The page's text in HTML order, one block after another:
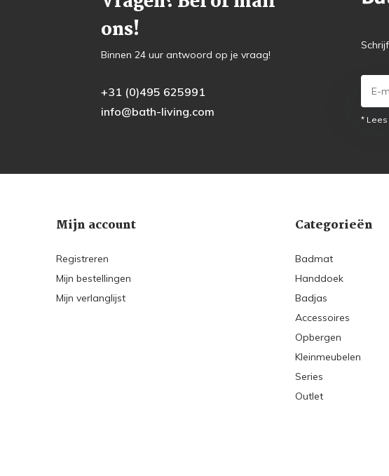
ons!
Binnen 24 uur antwoord op je vraag!
+31 (0)495 625991
info@bath-living.com
*
Mijn account
Registreren
Mijn bestellingen
Mijn verlanglijst
Categorieën
Badmat
Handdoek
Badjas
Accessoires
Opbergen
Kleinmeubelen
Series
Outlet